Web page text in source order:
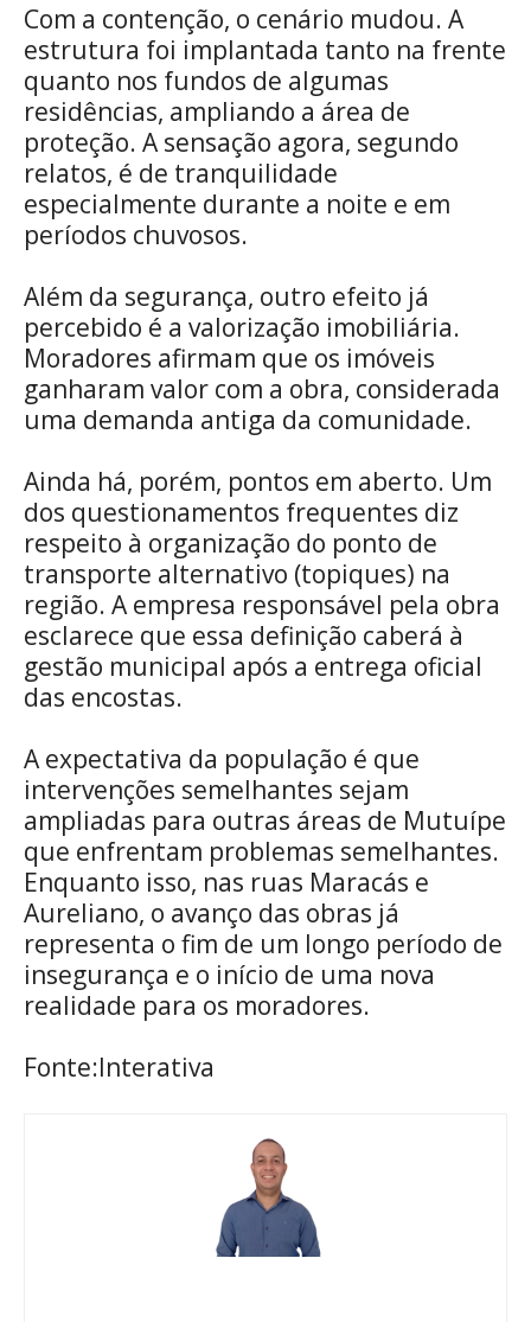
Com a contenção, o cenário mudou. A
estrutura foi implantada tanto na frente
quanto nos fundos de algumas
residências, ampliando a área de
proteção. A sensação agora, segundo
relatos, é de tranquilidade
especialmente durante a noite e em
períodos chuvosos.
Além da segurança, outro efeito já
percebido é a valorização imobiliária.
Moradores afirmam que os imóveis
ganharam valor com a obra, considerada
uma demanda antiga da comunidade.
Ainda há, porém, pontos em aberto. Um
dos questionamentos frequentes diz
respeito à organização do ponto de
transporte alternativo (topiques) na
região. A empresa responsável pela obra
esclarece que essa definição caberá à
gestão municipal após a entrega oficial
das encostas.
A expectativa da população é que
intervenções semelhantes sejam
ampliadas para outras áreas de Mutuípe
que enfrentam problemas semelhantes.
Enquanto isso, nas ruas Maracás e
Aureliano, o avanço das obras já
representa o fim de um longo período de
insegurança e o início de uma nova
realidade para os moradores.
Fonte:Interativa